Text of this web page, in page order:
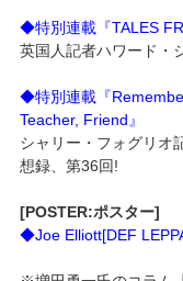
◆特別連載『TALES
英国人記者ハワード・
◆特別連載『
Teacher, Friend』
シャリー・フォグリオ
想録、第36回!
[POSTER:ポスター]
◆Joe Elliott[DEF